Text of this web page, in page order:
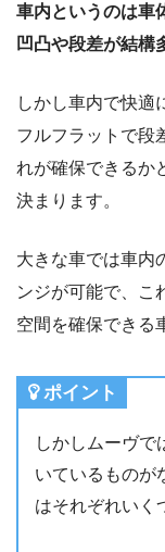
車内というのは車
凹凸や段差が結構
しかし車内で快適
フルフラットで段
れが確保できるか
決まります。
大きな車では車内
ンジが可能で、こ
空間を確保できる
ポイント
しかしムーヴで
いているものが
はそれぞれいく